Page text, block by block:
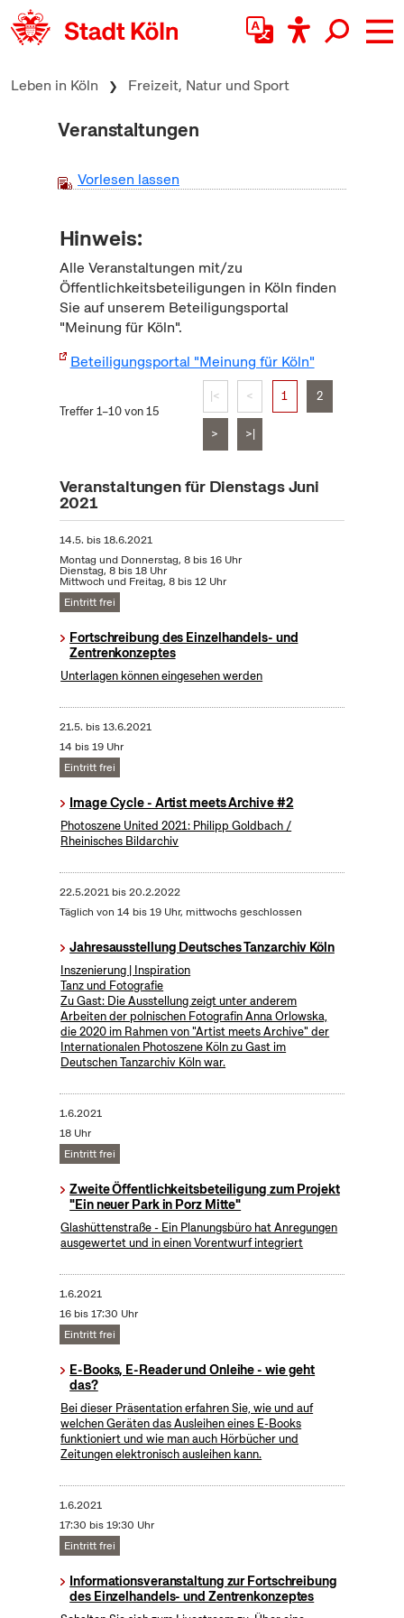
zum Inhalt springen
Leben in Köln Freizeit, Natur und Sport
Veranstaltungen
Vorlesen lassen
Hinweis:
Alle Veranstaltungen mit/zu
Öffentlichkeitsbeteiligungen in Köln finden
Sie auf unserem Beteiligungsportal
"Meinung für Köln".
Beteiligungsportal "Meinung für Köln"
Treffer 1–10 von 15
|< < 1 2
> >|
Veranstaltungen für Dienstags Juni
2021
14.5. bis18.6.2021
Montag und Donnerstag, 8 bis 16 Uhr
Dienstag, 8 bis 18 Uhr
Mittwoch und Freitag, 8 bis 12 Uhr
Eintritt frei
Fortschreibung des Einzelhandels- und
Zentrenkonzeptes
Unterlagen können eingesehen werden
21.5. bis13.6.2021
14 bis 19 Uhr
Eintritt frei
Image Cycle - Artist meets Archive #2
Photoszene United 2021: Philipp Goldbach /
Rheinisches Bildarchiv
22.5.2021bis20.2.2022
Täglich von 14 bis 19 Uhr, mittwochs geschlossen
Jahresausstellung Deutsches Tanzarchiv Köln
Inszenierung | Inspiration
Tanz und Fotografie
Zu Gast: Die Ausstellung zeigt unter anderem
Arbeiten der polnischen Fotografin Anna Orlowska,
die 2020 im Rahmen von "Artist meets Archive" der
Internationalen Photoszene Köln zu Gast im
Deutschen Tanzarchiv Köln war.
1.6.2021
18 Uhr
Eintritt frei
Zweite Öffentlichkeitsbeteiligung zum Projekt
"Ein neuer Park in Porz Mitte"
Glashüttenstraße - Ein Planungsbüro hat Anregungen
ausgewertet und in einen Vorentwurf integriert
1.6.2021
16 bis 17:30 Uhr
Eintritt frei
E-Books, E-Reader und Onleihe - wie geht
das?
Bei dieser Präsentation erfahren Sie, wie und auf
welchen Geräten das Ausleihen eines E-Books
funktioniert und wie man auch Hörbücher und
Zeitungen elektronisch ausleihen kann.
1.6.2021
17:30 bis 19:30 Uhr
Eintritt frei
Informationsveranstaltung zur Fortschreibung
des Einzelhandels- und Zentrenkonzeptes